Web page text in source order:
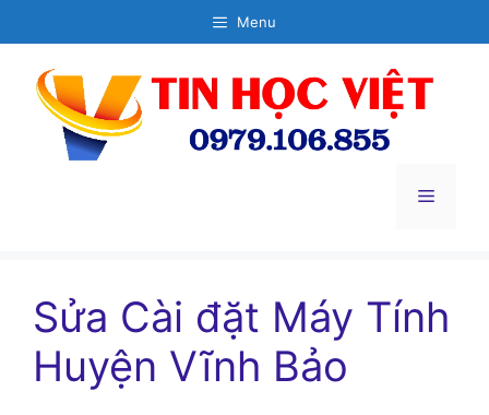
đến
dung
Menu
Menu
Sửa Cài đặt Máy Tính
Huyện Vĩnh Bảo